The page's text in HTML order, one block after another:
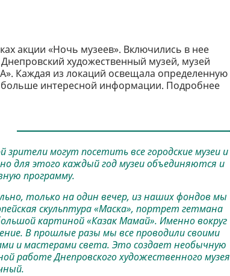
акции «Ночь музеев». Включились в нее
художественный музей, музей
Каждая из локаций освещала определенную
интересной информации. Подробнее
зрители могут посетить все городские музеи и
для этого каждый год музеи объединяются и
программу.
только на один вечер, из наших фондов мы
скульптура «Маска», портрет гетмана
картиной «Казак Мамай». Именно вокруг
В прошлые разы мы все проводили своими
и мастерами света. Это создает необычную
работе Днепровского художественного музея